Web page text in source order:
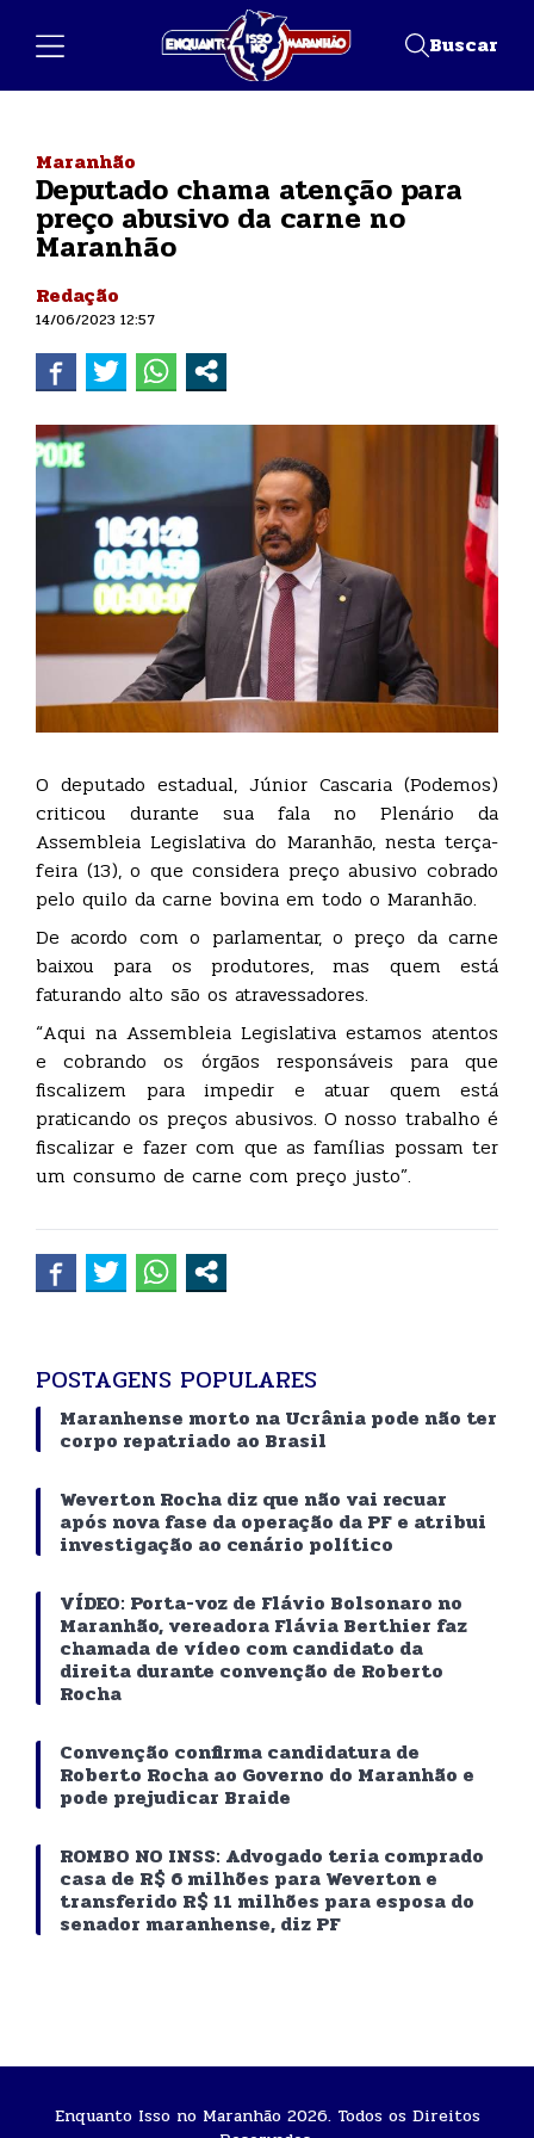
Buscar
Maranhão
Deputado chama atenção para
preço abusivo da carne no
Maranhão
Redação
14/06/2023 12:57
O deputado estadual, Júnior Cascaria (Podemos)
criticou durante sua fala no Plenário da
Assembleia Legislativa do Maranhão, nesta terça-
feira (13), o que considera preço abusivo cobrado
pelo quilo da carne bovina em todo o Maranhão.
De acordo com o parlamentar, o preço da carne
baixou para os produtores, mas quem está
faturando alto são os atravessadores.
“Aqui na Assembleia Legislativa estamos atentos
e cobrando os órgãos responsáveis para que
fiscalizem para impedir e atuar quem está
praticando os preços abusivos. O nosso trabalho é
fiscalizar e fazer com que as famílias possam ter
um consumo de carne com preço justo”.
POSTAGENS POPULARES
Maranhense morto na Ucrânia pode não ter
corpo repatriado ao Brasil
Weverton Rocha diz que não vai recuar
após nova fase da operação da PF e atribui
investigação ao cenário político
VÍDEO: Porta-voz de Flávio Bolsonaro no
Maranhão, vereadora Flávia Berthier faz
chamada de vídeo com candidato da
direita durante convenção de Roberto
Rocha
Convenção confirma candidatura de
Roberto Rocha ao Governo do Maranhão e
pode prejudicar Braide
ROMBO NO INSS: Advogado teria comprado
casa de R$ 6 milhões para Weverton e
transferido R$ 11 milhões para esposa do
senador maranhense, diz PF
Enquanto Isso no Maranhão 2026. Todos os Direitos